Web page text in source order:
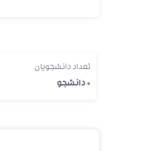
تعداد دانشجویان
0 دانشجو